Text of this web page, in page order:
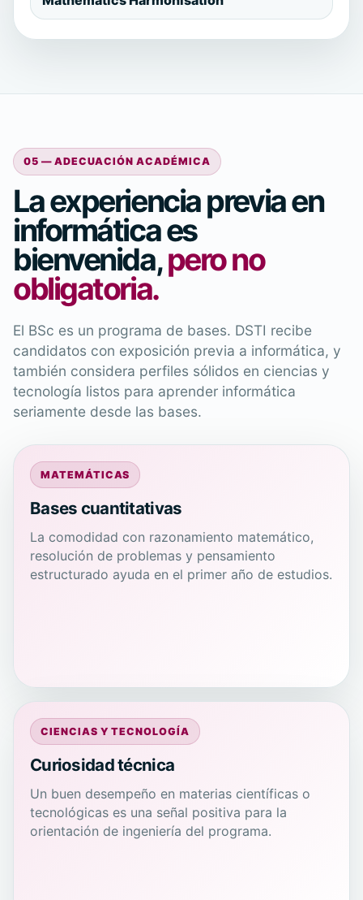
05 — ADECUACIÓN ACADÉMICA
La experiencia previa en
informática es
bienvenida,pero no
obligatoria.
El BSc es un programa de bases. DSTI recibe
candidatos con exposición previa a informática, y
también considera perfiles sólidos en ciencias y
tecnología listos para aprender informática
seriamente desde las bases.
MATEMÁTICAS
Bases cuantitativas
La comodidad con razonamiento matemático,
resolución de problemas y pensamiento
estructurado ayuda en el primer año de estudios.
CIENCIAS Y TECNOLOGÍA
Curiosidad técnica
Un buen desempeño en materias científicas o
tecnológicas es una señal positiva para la
orientación de ingeniería del programa.